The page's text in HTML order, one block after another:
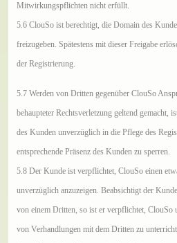
Mitwirkungspflichten nicht erfüllt.
5.6 ClouSo ist berechtigt, die Domain des
freizugeben. Spätestens mit dieser Freigabe
der Registrierung.
5.7 Werden von Dritten gegenüber ClouSo
behaupteter Rechtsverletzung geltend gemacht,
des Kunden unverzüglich in die Pflege des
entsprechende Präsenz des Kunden zu sperren.
5.8 Der Kunde ist verpflichtet, ClouSo einen
unverzüglich anzuzeigen. Beabsichtigt der
von einem Dritten, so ist er verpflichtet, ClouSo
von Verhandlungen mit dem Dritten zu